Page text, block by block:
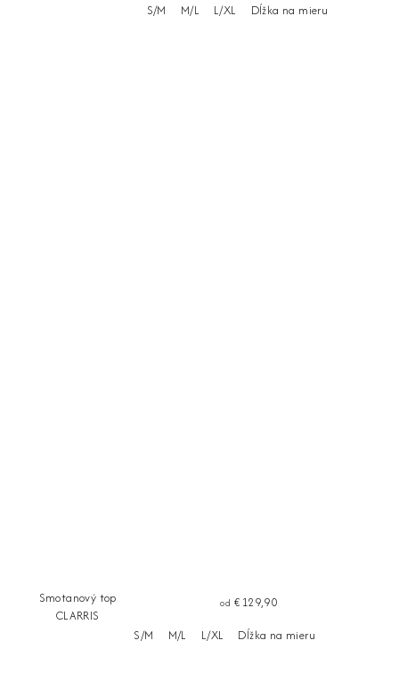
S/M
M/L L/XL Dĺžka na mieru
Smotanový top
CLARRIS
od €129,90
S/M
M/L L/XL Dĺžka na mieru